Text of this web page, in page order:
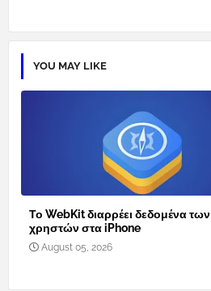
YOU MAY LIKE
Το WebKit διαρρέει δεδομένα των
χρηστών στα iPhone
August 05, 2026